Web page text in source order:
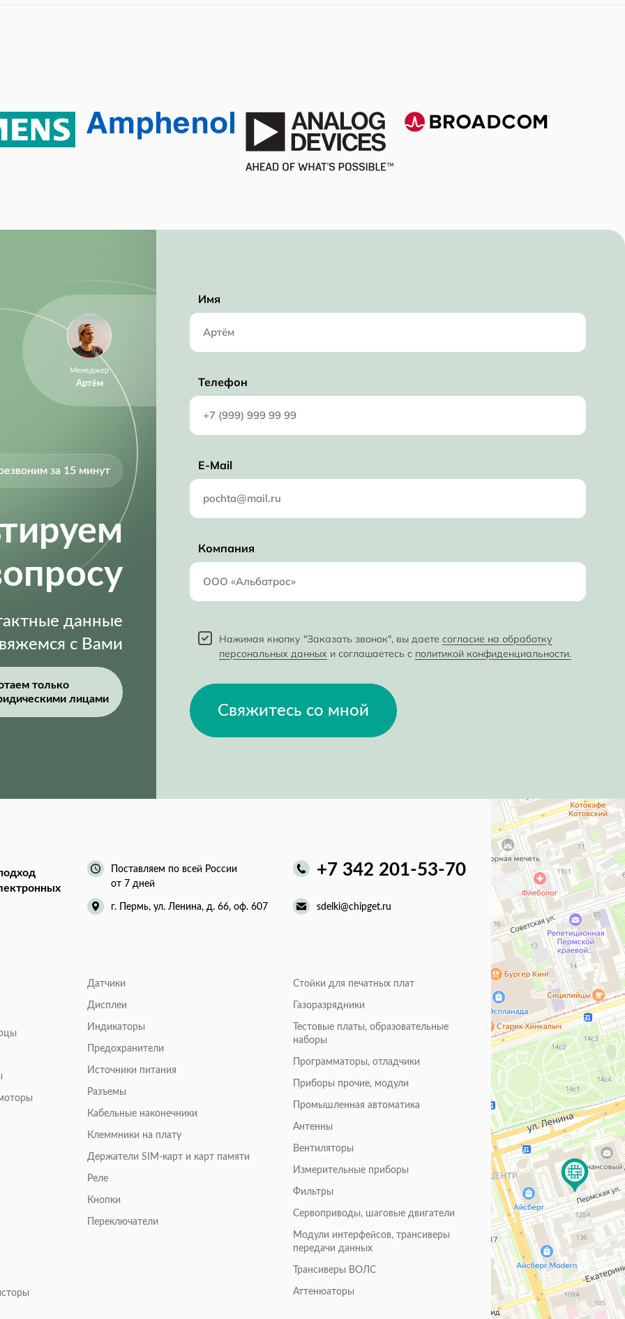
Active
2.70V (min)
Менеджер
Артём
за 15 минут
данные
с Вами
только
лицами
Имя
Телефон
E-Mail
Компания
Нажимая кнопку "Заказать звонок", вы даете согласие на обработку
персональных данных и соглашаетесь с политикой конфиденциальности.
Свяжитесь со мной
Поставляем по всей России
от 7 дней
+7 342 201-53-70
г. Пермь, ул. Ленина, д. 66, оф. 607 sdelki@chipget.ru
Датчики
Дисплеи
Индикаторы
Предохранители
Источники питания
Разъемы
Кабельные наконечники
Клеммники на плату
Держатели SIM-карт и карт памяти
Реле
Кнопки
Переключатели
Стойки для печатных плат
Газоразрядники
Тестовые платы, образовательные
наборы
Программаторы, отладчики
Приборы прочие, модули
Промышленная автоматика
Антенны
Вентиляторы
Измерительные приборы
Фильтры
Сервоприводы, шаговые двигатели
Модули интерфейсов, трансиверы
передачи данных
Трансиверы ВОЛС
Аттенюаторы